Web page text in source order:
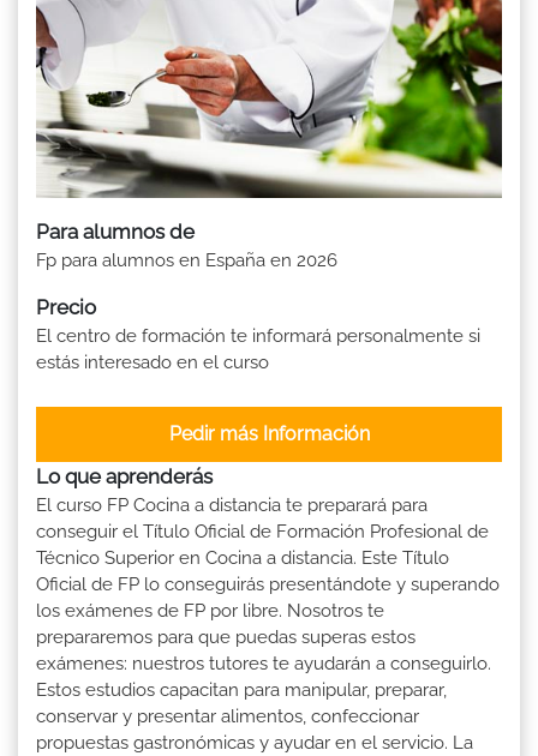
Para alumnos de
Fp para alumnos en España en 2026
Precio
El centro de formación te informará personalmente si
estás interesado en el curso
Pedir más Información
Lo que aprenderás
El curso FP Cocina a distancia te preparará para
conseguir el Título Oficial de Formación Profesional de
Técnico Superior en Cocina a distancia. Este Título
Oficial de FP lo conseguirás presentándote y superando
los exámenes de FP por libre. Nosotros te
prepararemos para que puedas superas estos
exámenes: nuestros tutores te ayudarán a conseguirlo.
Estos estudios capacitan para manipular, preparar,
conservar y presentar alimentos, confeccionar
propuestas gastronómicas y ayudar en el servicio. La